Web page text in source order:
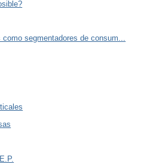
como segmentadores de consum...